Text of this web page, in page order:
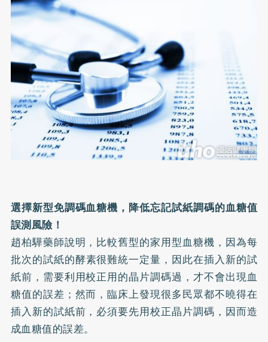
選擇新型免調碼血糖機，降低忘記試紙調碼的血糖值
誤測風險！
趙柏驊藥師說明，比較舊型的家用型血糖機，因為每
批次的試紙的酵素很難統一定量，因此在插入新的試
紙前，需要利用校正用的晶片調碼過，才不會出現血
糖值的誤差；然而，臨床上發現很多民眾都不曉得在
插入新的試紙前，必須要先用校正晶片調碼，因而造
成血糖值的誤差。